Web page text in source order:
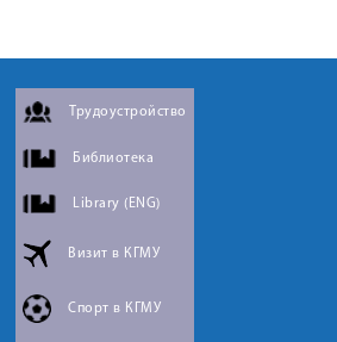
Трудоустройство
Библиотека
Library (ENG)
Визит в КГМУ
Спорт в КГМУ